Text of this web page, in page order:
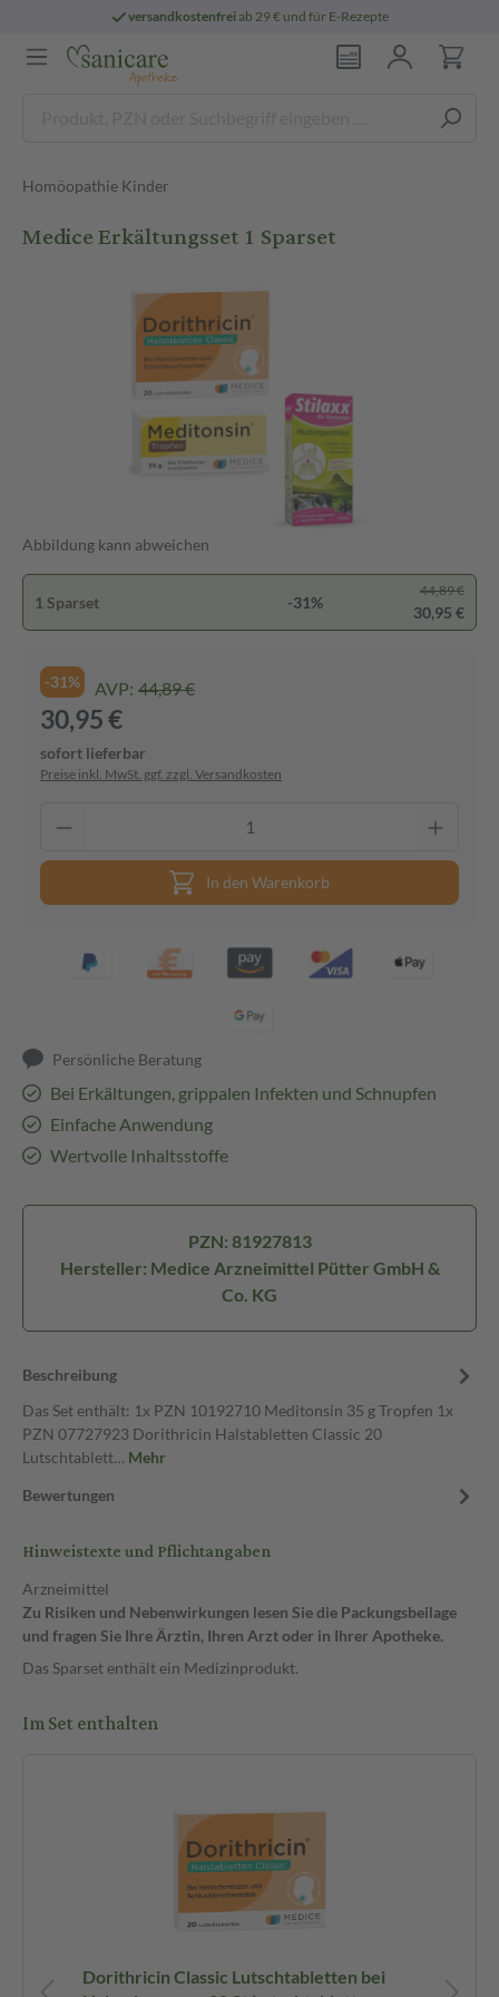
versandkostenfreiab 29 € und für E-Rezepte
Homöopathie Kinder
Medice Erkältungsset 1 Sparset
Abbildung kann abweichen
1 Sparset -31%
44,89 €
30,95 €
-31% AVP: 44,89 €
30,95 €
sofort lieferbar
Preise inkl. MwSt. ggf. zzgl. Versandkosten
In den Warenkorb
Persönliche Beratung
Bei Erkältungen, grippalen Infekten und Schnupfen
Einfache Anwendung
Wertvolle Inhaltsstoffe
PZN: 81927813
Hersteller: Medice Arzneimittel Pütter GmbH &
Co. KG
Beschreibung
Das Set enthält: 1x PZN 10192710 Meditonsin 35 g Tropfen 1x
PZN 07727923 Dorithricin Halstabletten Classic 20
Lutschtablett… Mehr
Bewertungen
Hinweistexte und Pflichtangaben
Arzneimittel
Zu Risiken und Nebenwirkungen lesen Sie die Packungsbeilage
und fragen Sie Ihre Ärztin, Ihren Arzt oder in Ihrer Apotheke.
Das Sparset enthält ein Medizinprodukt.
Im Set enthalten
Dorithricin Classic Lutschtabletten bei